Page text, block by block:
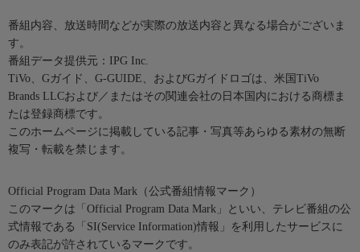
番組内容、放送時間などが実際の放送内容と異なる場合がございま
す。
番組データ提供元：IPG Inc.
TiVo、Gガイド、G-GUIDE、およびGガイドロゴは、米国TiVo
Brands LLCおよび／またはその関連会社の日本国内における商標ま
たは登録商標です。
このホームページに掲載している記事・写真等あらゆる素材の無断
複写・転載を禁じます。
Official Program Data Mark（公式番組情報マーク）
このマークは「Official Program Data Mark」といい、テレビ番組の公
式情報である「SI(Service Information)情報」を利用したサービスに
のみ表記が許されているマークです。